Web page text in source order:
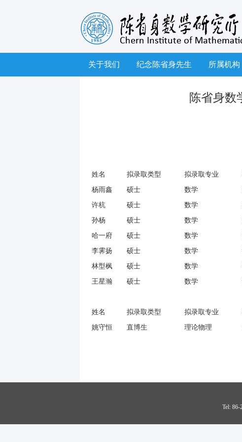
关于我们 纪念陈省身先生 所属机构
陈省身数
姓名 拟录取类型 拟录取专业
杨雨鑫
硕士 数学
许杭
硕士 数学
孙杨
硕士 数学
哈一府
硕士 数学
李霁扬
硕士 数学
林型枫
硕士 数学
王星瀚
硕士 数学
姓名 拟录取类型 拟录取专业
姚守恒
直博生 理论物理
Tel: 86-